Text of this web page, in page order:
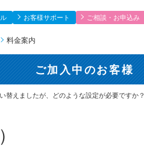
お客様サポート ご相談・お申込み
料金案内
ご加入中のお客様
替えましたが、どのような設定が必要ですか？